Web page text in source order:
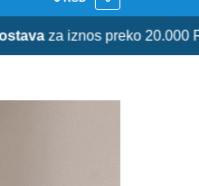
za iznos preko 20.000 RSD.